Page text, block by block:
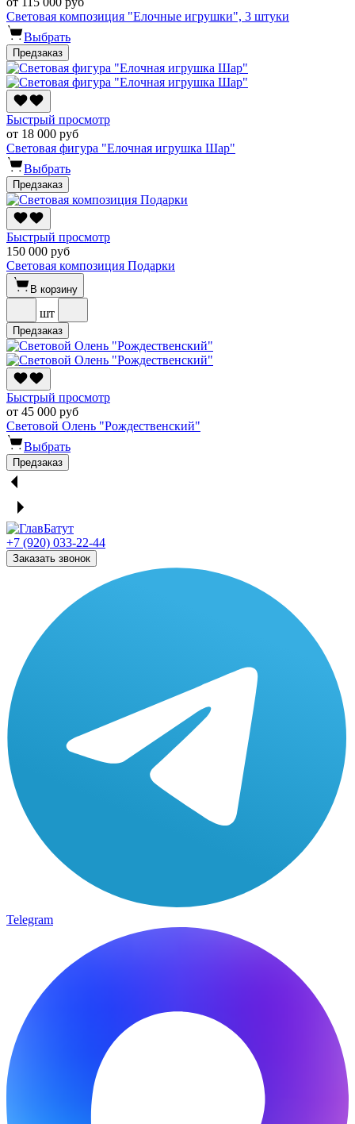
Световая композиция "Елочные игрушки", 3 штуки
Выбрать
Предзаказ
Быстрый просмотр
от 18 000 руб
Световая фигура "Елочная игрушка Шар"
Выбрать
Предзаказ
Быстрый просмотр
150 000 руб
Световая композиция Подарки
В корзину
шт
Предзаказ
Быстрый просмотр
от 45 000 руб
Световой Олень "Рождественский"
Выбрать
Предзаказ
+7 (920) 033-22-44
Заказать звонок
Telegram